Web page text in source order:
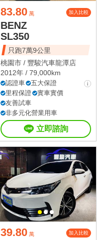
83.80 萬 加入比較
BENZ
SL350
只跑7萬9公里
桃園市 / 豐駿汽車龍潭店
2012年 / 79,000km
認證車
五大保證
里程保證
實車實價
友善試車
非多元化營業用車
立即諮詢
39.80 萬 加入比較